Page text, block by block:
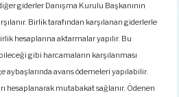
giderler Danışma Kurulu Başkanının
Birlik tarafından karşılanan giderlerle
hesaplarına aktarmalar yapılır. Bu
gibi harcamaların karşılanması
aybaşlarında avans ödemeleri yapılabilir.
hesaplanarak mutabakat sağlanır. Ödenen